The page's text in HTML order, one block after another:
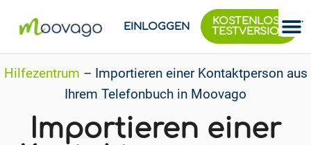
EINLOGGEN
KOSTENLOSE
TESTVERSION
Hilfezentrum – Importieren einer Kontaktperson aus
Ihrem Telefonbuch in Moovago
Importieren einer